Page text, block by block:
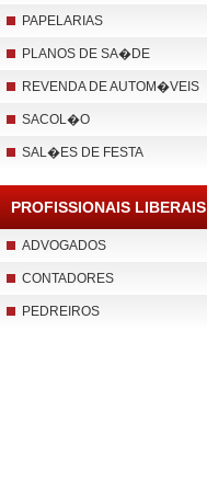
PAPELARIAS
PLANOS DE SA�DE
REVENDA DE AUTOM�VEIS
SACOL�O
SAL�ES DE FESTA
PROFISSIONAIS LIBERAIS
ADVOGADOS
CONTADORES
PEDREIROS